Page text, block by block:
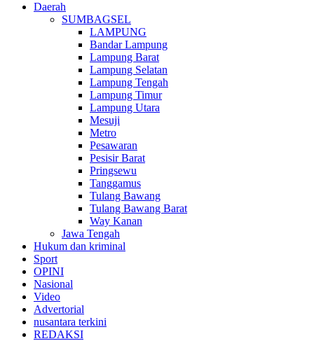
Daerah
SUMBAGSEL
LAMPUNG
Bandar Lampung
Lampung Barat
Lampung Selatan
Lampung Tengah
Lampung Timur
Lampung Utara
Mesuji
Metro
Pesawaran
Pesisir Barat
Pringsewu
Tanggamus
Tulang Bawang
Tulang Bawang Barat
Way Kanan
Jawa Tengah
Hukum dan kriminal
Sport
OPINI
Nasional
Video
Advertorial
nusantara terkini
REDAKSI